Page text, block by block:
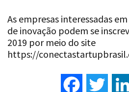
As empresas interessadas
de inovação podem se
2019 por meio do site
https://
Facebook Twitter